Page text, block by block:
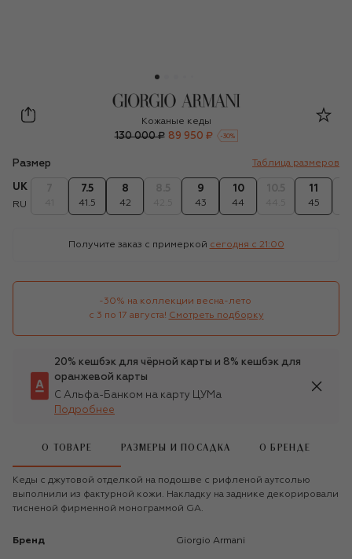
Giorgio Armani
Кожаные кеды
130 000 ₽ 89 950 ₽ -30%
Размер Таблица размеров
UK
RU
7.5
41.5
8
42
9
43
10
44
11
45
Получите заказ с примеркой сегодня c 21:00
-30% на коллекции весна-лето
с 3 по 17 августа! Смотреть подборку
20% кешбэк для чёрной карты и 8% кешбэк для
оранжевой карты
С Альфа-Банком на карту ЦУМа
Подробнее
О ТОВАРЕ РАЗМЕРЫ И ПОСАДКА О БРЕНДЕ
Кеды с джутовой отделкой на подошве с рифленой аутсолью
выполнили из фактурной кожи. Накладку на заднике декорировали
тисненой фирменной монограммой GA.
Бренд Giorgio Armani